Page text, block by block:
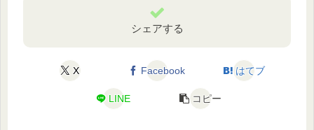
シェアする
X Facebook はてブ
LINE コピー